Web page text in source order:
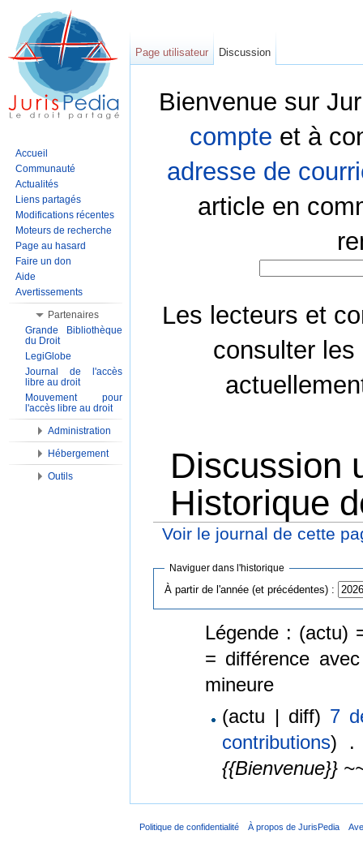
Bienvenue sur
compte et à
adresse de
article en
Les lecteurs et
consulter les
Discussion
Historique
Voir le journal de cette
Naviguer dans l'historique
À partir de l'année (et précédentes) :
Légende : (actu)
= différence
mineure
(actu | diff) 7
contributions)
.
{{Bienvenue}}
Page utilisateur Discussion
Accueil
Communauté
Actualités
Liens partagés
Modifications récentes
Moteurs de recherche
Page au hasard
Faire un don
Aide
Avertissements
Partenaires
Grande Bibliothèque
du Droit
LegiGlobe
Journal de l'accès
libre au droit
Mouvement pour
l'accès libre au droit
Administration
Hébergement
Outils
Politique de confidentialité À propos de JurisPedia